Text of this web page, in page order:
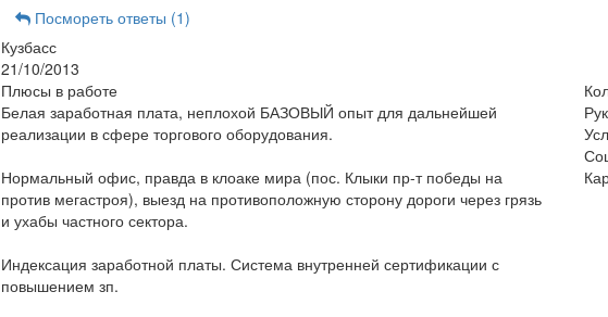
Посмореть ответы (1)
Кузбасс
21/10/2013
Плюсы в работе
Белая заработная плата, неплохой БАЗОВЫЙ опыт для дальнейшей
реализации в сфере торгового оборудования.
Нормальный офис, правда в клоаке мира (пос. Клыки пр-т победы на
против мегастроя), выезд на противоположную сторону дороги через грязь
и ухабы частного сектора.
Индексация заработной платы. Система внутренней сертификации с
повышением зп.